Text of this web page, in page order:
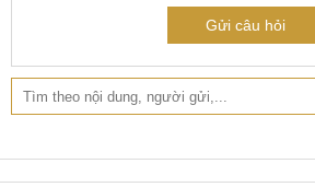
Dịch vụ thay camera LG G5 uy
Gửi câu hỏi